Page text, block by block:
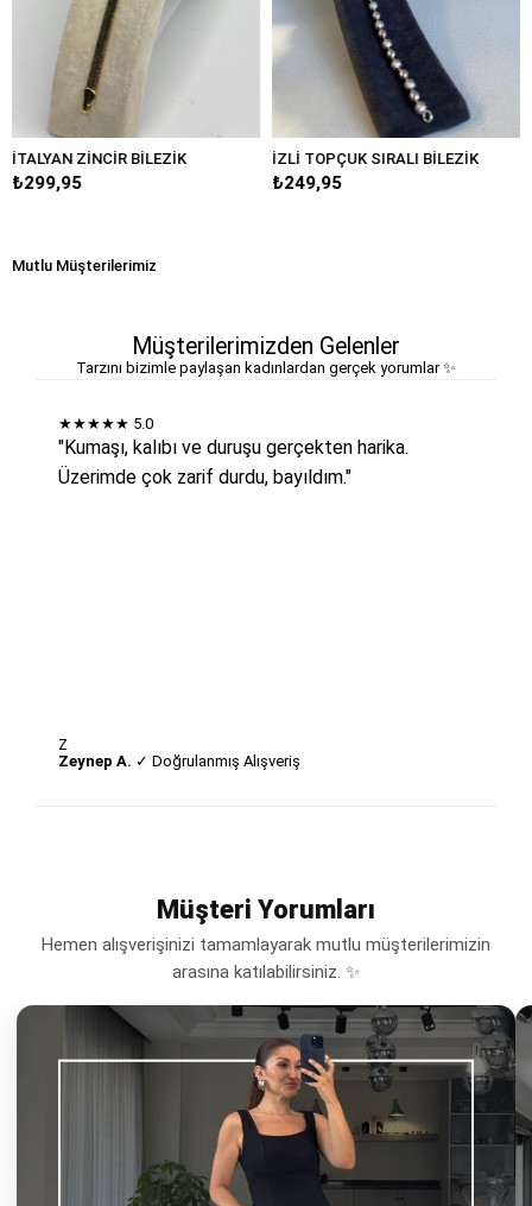
ZİNCİR BİLEZİK İZLİ TOPÇUK SIRALI BİLEZİK DENİZ
Mutlu Müşterilerimiz
Müşterilerimizden Gelenler
Tarzını bizimle paylaşan kadınlardan gerçek yorumlar ✨
★★★★★ 5.0
"Kumaşı, kalıbı ve duruşu gerçekten harika.
Üzerimde çok zarif durdu, bayıldım."
Z
Zeynep A. ✓ Doğrulanmış Alışveriş
Müşteri Yorumları
Hemen alışverişinizi tamamlayarak mutlu müşterilerimizin
arasına katılabilirsiniz. ✨